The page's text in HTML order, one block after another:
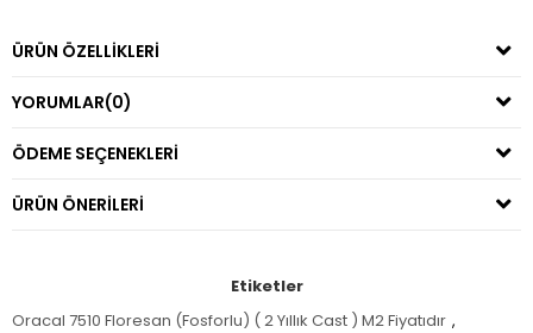
ÜRÜN ÖZELLIKLERI
YORUMLAR(0)
ÖDEME SEÇENEKLERI
ÜRÜN ÖNERILERI
Etiketler
Oracal 7510 Floresan (Fosforlu) ( 2 Yıllık Cast ) M2 Fiyatıdır ,